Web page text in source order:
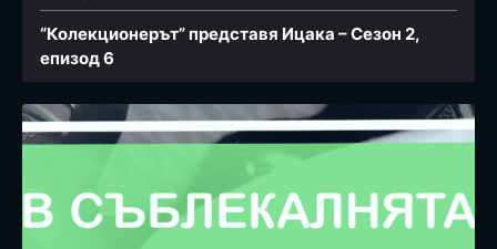
“Колекционерът” представя Ицака – Сезон 2,
епизод 6